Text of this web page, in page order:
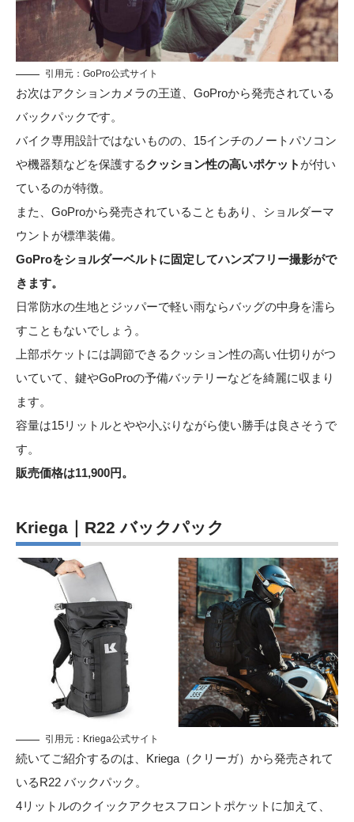
引用元： GoPro公式サイト
お次はアクションカメラの王道、GoProから発売されている
バックパックです。
バイク専用設計ではないものの、15インチのノートパソコン
や機器類などを保護するクッション性の高いポケット が付い
ているのが特徴。
また、GoProから発売されていることもあり、ショルダーマ
ウントが標準装備。
GoProをショルダーベルトに固定してハンズフリー撮影がで
きます。
日常防水の生地とジッパーで軽い雨ならバッグの中身を濡ら
すこともないでしょう。
上部ポケットには調節できるクッション性の高い仕切りがつ
いていて、鍵やGoProの予備バッテリーなどを綺麗に収まり
ます。
容量は15リットルとやや小ぶりながら使い勝手は良さそうで
す。
販売価格は11,900円。
Kriega｜R22 バックパック
引用元： Kriega公式サイト
続いてご紹介するのは、Kriega（クリーガ）から発売されて
いるR22 バックパック。
4リットルのクイックアクセスフロントポケットに加えて、